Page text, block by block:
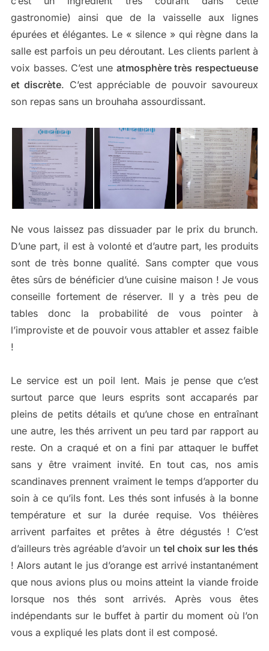
gastronomie) ainsi que de la vaisselle aux lignes
épurées et élégantes. Le « silence » qui règne dans la
salle est parfois un peu déroutant. Les clients parlent à
voix basses. C’est une atmosphère très respectueuse
et discrète. C’est appréciable de pouvoir savoureux
son repas sans un brouhaha assourdissant.
Ne vous laissez pas dissuader par le prix du brunch.
D’une part, il est à volonté et d’autre part, les produits
sont de très bonne qualité. Sans compter que vous
êtes sûrs de bénéficier d’une cuisine maison ! Je vous
conseille fortement de réserver. Il y a très peu de
tables donc la probabilité de vous pointer à
l’improviste et de pouvoir vous attabler et assez faible
!
Le service est un poil lent. Mais je pense que c’est
surtout parce que leurs esprits sont accaparés par
pleins de petits détails et qu’une chose en entraînant
une autre, les thés arrivent un peu tard par rapport au
reste. On a craqué et on a fini par attaquer le buffet
sans y être vraiment invité. En tout cas, nos amis
scandinaves prennent vraiment le temps d’apporter du
soin à ce qu’ils font. Les thés sont infusés à la bonne
température et sur la durée requise. Vos théières
arrivent parfaites et prêtes à être dégustés ! C’est
d’ailleurs très agréable d’avoir untel choix sur les thés
! Alors autant le jus d’orange est arrivé instantanément
que nous avions plus ou moins atteint la viande froide
lorsque nos thés sont arrivés. Après vous êtes
indépendants sur le buffet à partir du moment où l’on
vous a expliqué les plats dont il est composé.